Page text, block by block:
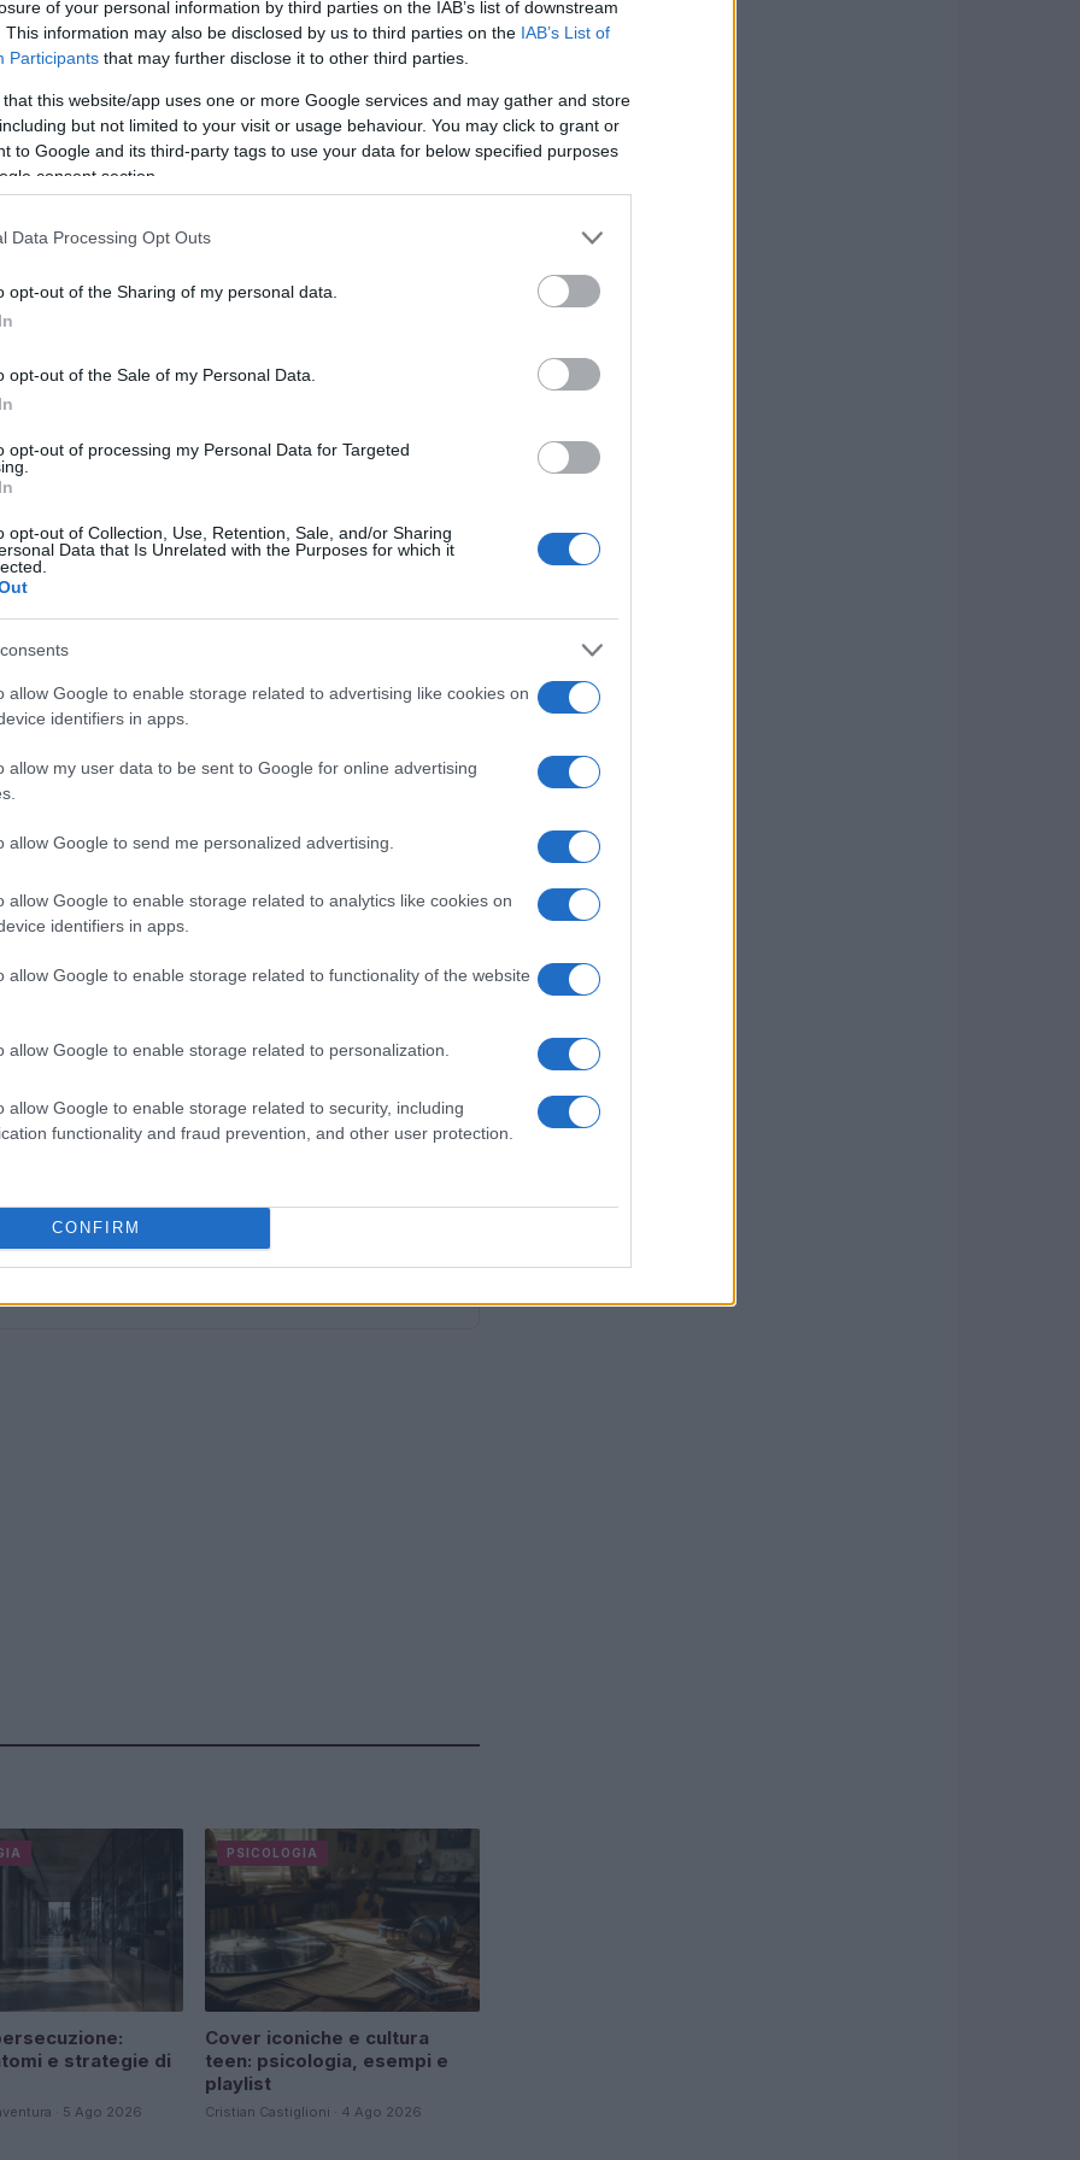
of your personal information by third parties on the IAB’s list of downstream
This information may also be disclosed by us to third parties on the IAB’s List of
Participants that may further disclose it to other third parties.
that this website/app uses one or more Google services and may gather and store
but not limited to your visit or usage behaviour. You may click to grant or
to Google and its third-party tags to use your data for below specified purposes
consent section.
Data Processing Opt Outs
opt-out of the Sharing of my personal data.
opt-out of the Sale of my Personal Data.
opt-out of processing my Personal Data for Targeted
opt-out of Collection, Use, Retention, Sale, and/or Sharing
Data that Is Unrelated with the Purposes for which it
allow Google to enable storage related to advertising like cookies on
identifiers in apps.
allow my user data to be sent to Google for online advertising
allow Google to send me personalized advertising.
allow Google to enable storage related to analytics like cookies on
identifiers in apps.
allow Google to enable storage related to functionality of the website
allow Google to enable storage related to personalization.
allow Google to enable storage related to security, including
functionality and fraud prevention, and other user protection.
CONFIRM
la rottura della relazione.
che la tua relazione sta attraversando
che le conversazioni diventano sempre più
qualcosa non va.
un divario sempre più profondo tra i
a sentirsi trascurato o non ascoltato,
e volontà da entrambe le parti. Il primo
esprimere le proprie emozioni senza
è fondamentale per risolvere i conflitti e
utile considerare il supporto di un
per guidare il processo di guarigione e
e strategie di
· 5 Ago 2026
PSICOLOGIA
Cover iconiche e cultura
teen: psicologia, esempi e
playlist
Cristian Castiglioni · 4 Ago 2026